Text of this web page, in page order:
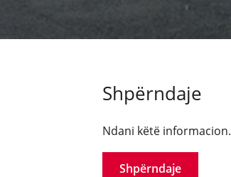
Shpërndaje
Ndani këtë informacion.
Shpërndaje